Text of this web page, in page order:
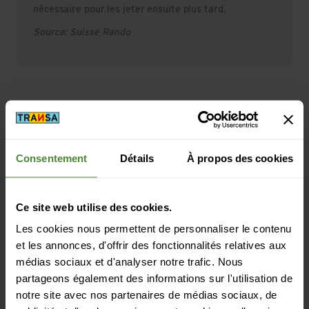
Consentement Détails À propos des cookies
Ce site web utilise des cookies.
Les cookies nous permettent de personnaliser le contenu
et les annonces, d'offrir des fonctionnalités relatives aux
médias sociaux et d'analyser notre trafic. Nous
partageons également des informations sur l'utilisation de
notre site avec nos partenaires de médias sociaux, de
nécessaire pour les jeter ensuite plus tard.
Source: Suisse Rando
Randonnée nocturne dans les
Grisons: circuit au départ de Maloja
Dans les Grisons, tu trouveras de nombreuses
randonnées qui se prêtent également à la randonnée
dans presque tous les petits villages. Tu pourras ainsi
de randonnée adéquat qui commence à Maloja et
t’emmène autour des lacs Lägh da Birabergh et Lägh
da Cavloc, puis qui te fait revenir à Maloja.
Difficulté: moyenne
Dénivelé: 300 m